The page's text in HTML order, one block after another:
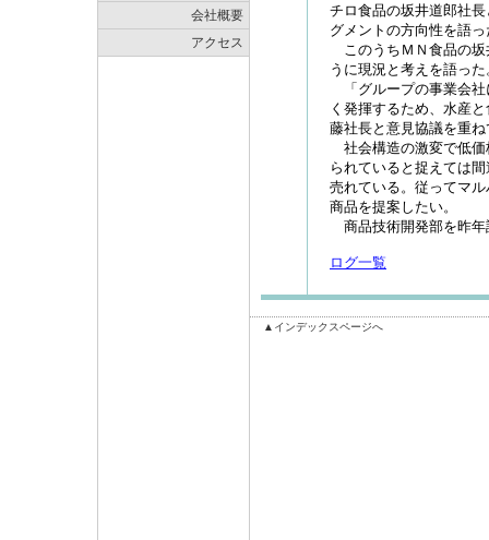
会社概要
アクセス
チロ食品の坂井道郎社
グメントの方向性を語っ
このうちＭＮ食品の坂
うに現況と考えを語った
「グループの事業会社
く発揮するため、水産
藤社長と意見協議を重
社会構造の激変で低価
られていると捉えては
売れている。従ってマ
商品を提案したい。
商品技術開発部を昨年
ログ一覧
▲インデックスページへ